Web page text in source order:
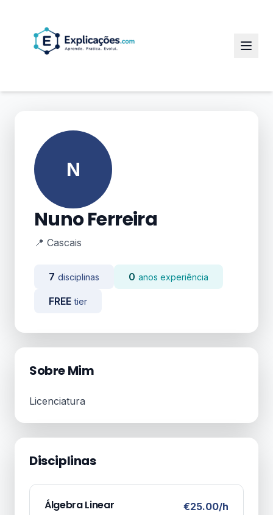
N
Nuno Ferreira
📍 Cascais
7 disciplinas 0 anos experiência
FREE tier
Sobre Mim
Licenciatura
Disciplinas
Álgebra Linear €25.00/h